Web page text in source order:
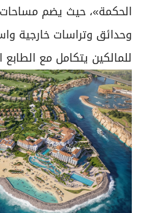
الحكمة»، حيث يضم
وحدائق وتراسات خارجية
للمالكين يتكامل مع